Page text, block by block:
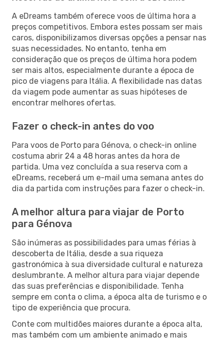
A eDreams também oferece voos de última hora a
preços competitivos. Embora estes possam ser mais
caros, disponibilizamos diversas opções a pensar nas
suas necessidades. No entanto, tenha em
consideração que os preços de última hora podem
ser mais altos, especialmente durante a época de
pico de viagens para Itália. A flexibilidade nas datas
da viagem pode aumentar as suas hipóteses de
encontrar melhores ofertas.
Fazer o check-in antes do voo
Para voos de Porto para Génova, o check-in online
costuma abrir 24 a 48 horas antes da hora de
partida. Uma vez concluída a sua reserva com a
eDreams, receberá um e-mail uma semana antes do
dia da partida com instruções para fazer o check-in.
A melhor altura para viajar de Porto
para Génova
São inúmeras as possibilidades para umas férias à
descoberta de Itália, desde a sua riqueza
gastronómica à sua diversidade cultural e natureza
deslumbrante. A melhor altura para viajar depende
das suas preferências e disponibilidade. Tenha
sempre em conta o clima, a época alta de turismo e o
tipo de experiência que procura.
Conte com multidões maiores durante a época alta,
mas também com um ambiente animado e mais